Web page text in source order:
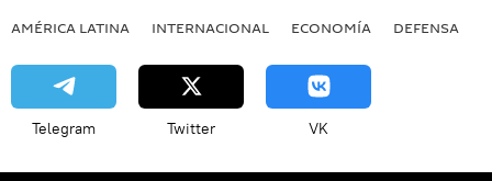
AMÉRICA LATINA INTERNACIONAL ECONOMÍA DEFENSA
Telegram Twitter VK